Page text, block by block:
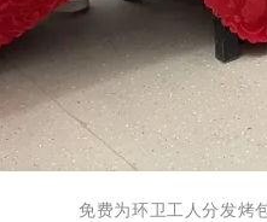
免费为环卫工人分发烤